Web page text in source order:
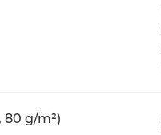
g/m²)